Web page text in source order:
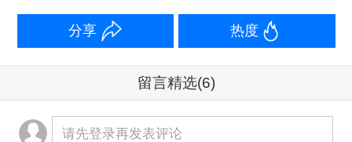
分享 热度
留言精选(6)
请先登录再发表评论